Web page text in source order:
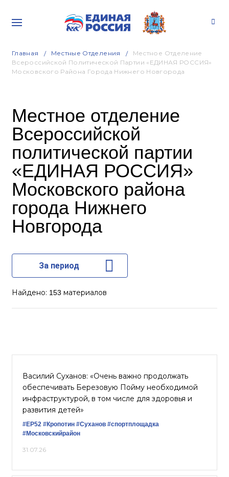
Главная Местные Отделения
Местное Отделение
Всероссийской Политической Партии «ЕДИНАЯ РОССИЯ»
Московского Района Города Нижнего Новгорода
Местное отделение
Всероссийской
политической партии
«ЕДИНАЯ РОССИЯ»
Московского района
города Нижнего
Новгорода
За период
Найдено: 153 материалов
Василий Суханов: «Очень важно продолжать
обеспечивать Березовую Пойму необходимой
инфраструктурой, в том числе для здоровья и
развития детей»
#ЕР52 #Кропотин #Суханов #спортплощадка
#Московскийрайон
31.07.26